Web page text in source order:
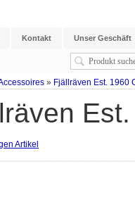
Kontakt Unser Geschäft
» Fjällräven Est. 1960
Artikel